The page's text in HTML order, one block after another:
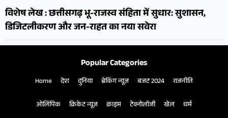
विशेष लेख : छत्तीसगढ़ भू-राजस्व संहिता में सुधार: सुशासन,
डिजिटलीकरण और जन-राहत का नया सवेरा
Popular Categories
Home देश दुनिया ब्रेकिंग न्यूज़ बजट 2024 राजनीति
ओलिंपिक क्रिकेट न्यूज़ क्राइम टेक्नोलॉजी खेल धर्म